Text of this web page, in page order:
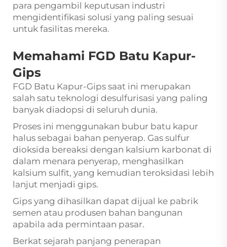
para pengambil keputusan industri
mengidentifikasi solusi yang paling sesuai
untuk fasilitas mereka.
Memahami FGD Batu Kapur-
Gips
FGD Batu Kapur-Gips saat ini merupakan
salah satu teknologi desulfurisasi yang paling
banyak diadopsi di seluruh dunia.
Proses ini menggunakan bubur batu kapur
halus sebagai bahan penyerap. Gas sulfur
dioksida bereaksi dengan kalsium karbonat di
dalam menara penyerap, menghasilkan
kalsium sulfit, yang kemudian teroksidasi lebih
lanjut menjadi gips.
Gips yang dihasilkan dapat dijual ke pabrik
semen atau produsen bahan bangunan
apabila ada permintaan pasar.
Berkat sejarah panjang penerapan